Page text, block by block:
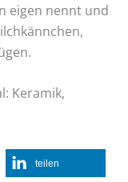
eigen nennt und
Keramik,
teilen